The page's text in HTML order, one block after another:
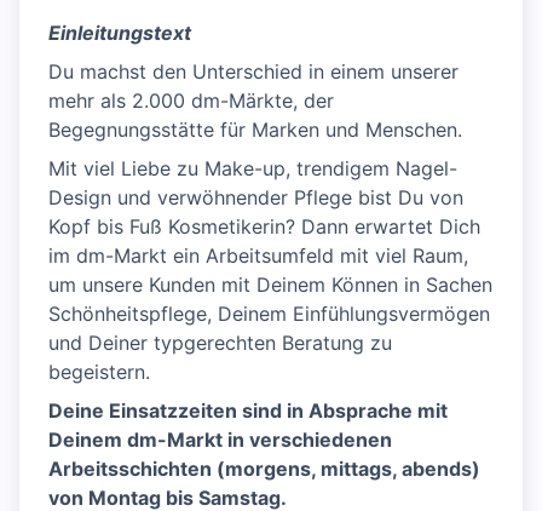
Einleitungstext
Du machst den Unterschied in einem unserer
mehr als 2.000 dm-Märkte, der
Begegnungsstätte für Marken und Menschen.
Mit viel Liebe zu Make-up, trendigem Nagel-
Design und verwöhnender Pflege bist Du von
Kopf bis Fuß Kosmetikerin? Dann erwartet Dich
im dm-Markt ein Arbeitsumfeld mit viel Raum,
um unsere Kunden mit Deinem Können in Sachen
Schönheitspflege, Deinem Einfühlungsvermögen
und Deiner typgerechten Beratung zu
begeistern.
Deine Einsatzzeiten sind in Absprache mit
Deinem dm-Markt in verschiedenen
Arbeitsschichten (morgens, mittags, abends)
von Montag bis Samstag.